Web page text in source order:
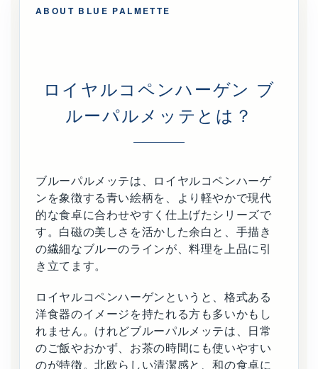
ABOUT BLUE PALMETTE
ロイヤルコペンハーゲン ブ
ルーパルメッテとは？
ブルーパルメッテは、ロイヤルコペンハーゲ
ンを象徴する青い絵柄を、より軽やかで現代
的な食卓に合わせやすく仕上げたシリーズで
す。白磁の美しさを活かした余白と、手描き
の繊細なブルーのラインが、料理を上品に引
き立てます。
ロイヤルコペンハーゲンというと、格式ある
洋食器のイメージを持たれる方も多いかもし
れません。けれどブルーパルメッテは、日常
のご飯やおかず、お茶の時間にも使いやすい
のが特徴。北欧らしい清潔感と、和の食卓に